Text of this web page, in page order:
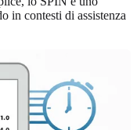
in contesti di assistenza